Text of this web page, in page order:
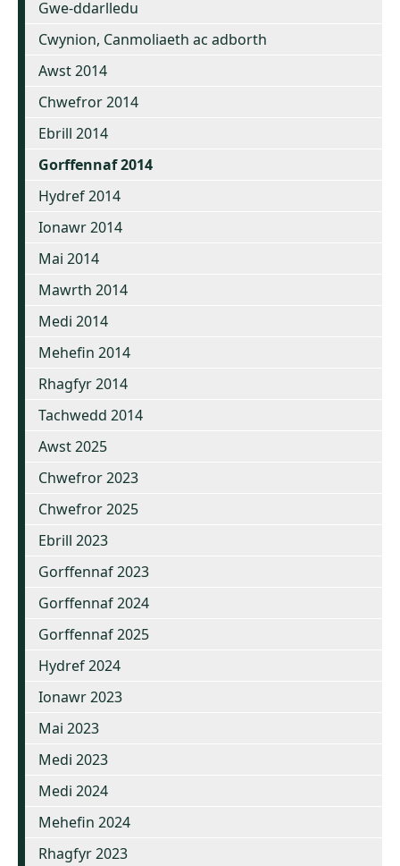
Gwe-ddarlledu
Cwynion, Canmoliaeth ac adborth
Awst 2014
Chwefror 2014
Ebrill 2014
Gorffennaf 2014
Hydref 2014
Ionawr 2014
Mai 2014
Mawrth 2014
Medi 2014
Mehefin 2014
Rhagfyr 2014
Tachwedd 2014
Awst 2025
Chwefror 2023
Chwefror 2025
Ebrill 2023
Gorffennaf 2023
Gorffennaf 2024
Gorffennaf 2025
Hydref 2024
Ionawr 2023
Mai 2023
Medi 2023
Medi 2024
Mehefin 2024
Rhagfyr 2023